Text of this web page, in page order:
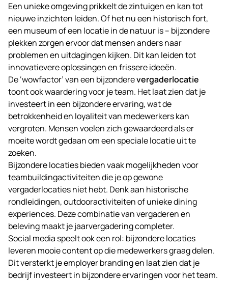
Een unieke omgeving prikkelt de zintuigen en kan tot
nieuwe inzichten leiden. Of het nu een historisch fort,
een museum of een locatie in de natuur is – bijzondere
plekken zorgen ervoor dat mensen anders naar
problemen en uitdagingen kijken. Dit kan leiden tot
innovatievere oplossingen en frissere ideeën.
De ‘wowfactor’ van een bijzonderevergaderlocatie
toont ook waardering voor je team. Het laat zien dat je
investeert in een bijzondere ervaring, wat de
betrokkenheid en loyaliteit van medewerkers kan
vergroten. Mensen voelen zich gewaardeerd als er
moeite wordt gedaan om een speciale locatie uit te
zoeken.
Bijzondere locaties bieden vaak mogelijkheden voor
teambuildingactiviteiten die je op gewone
vergaderlocaties niet hebt. Denk aan historische
rondleidingen, outdooractiviteiten of unieke dining
experiences. Deze combinatie van vergaderen en
beleving maakt je jaarvergadering completer.
Social media speelt ook een rol: bijzondere locaties
leveren mooie content op die medewerkers graag delen.
Dit versterkt je employer branding en laat zien dat je
bedrijf investeert in bijzondere ervaringen voor het team.